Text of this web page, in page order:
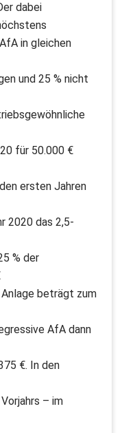
dabei
in gleichen
und 25 % nicht
für 50.000 €
ersten Jahren
2020 das 2,5-
% der
beträgt zum
AfA dann
€. In den
– im